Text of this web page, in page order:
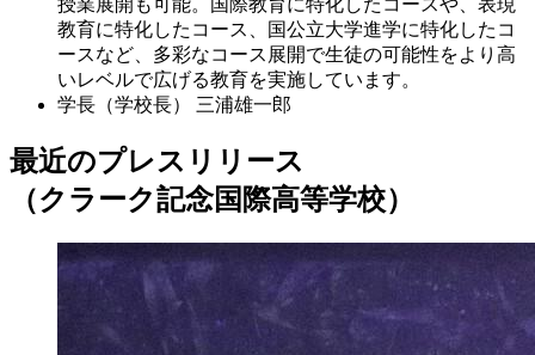
授業展開も可能。国際教育に特化したコースや、表現
教育に特化したコース、国公立大学進学に特化したコ
ースなど、多彩なコース展開で生徒の可能性をより高
いレベルで広げる教育を実施しています。
学長（学校長）
三浦雄一郎
最近のプレスリリース
（クラーク記念国際高等学校）